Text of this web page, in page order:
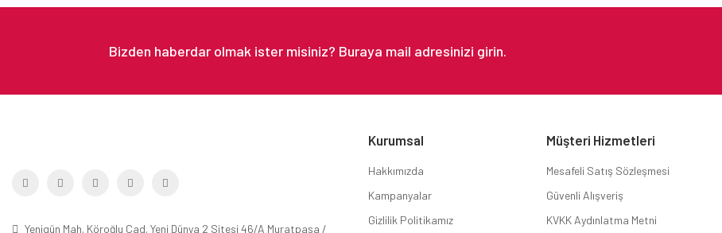
Yenigün Mah. Köroğlu Cad. Yeni Dünya 2 Sitesi 46/A Muratpaşa /
Kurumsal
Hakkımızda
Kampanyalar
Gizlilik Politikamız
Müşteri Hizmetleri
Mesafeli Satış Sözleşmesi
Güvenli Alışveriş
KVKK Aydınlatma Metni